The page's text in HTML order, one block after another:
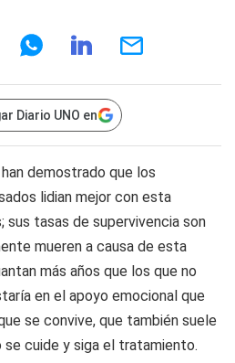
Diario UNO en
demostrado que los
lidian mejor con esta
tasas de supervivencia son
mueren a causa de esta
más años que los que no
en el apoyo emocional que
se convive, que también suele
cuide y siga el tratamiento.